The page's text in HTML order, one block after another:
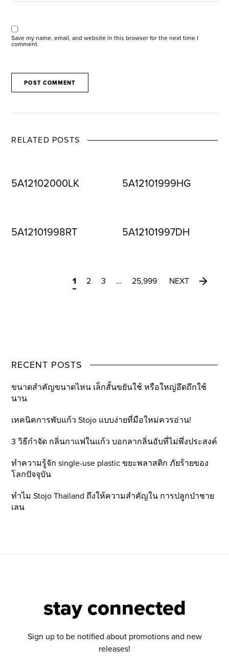
Save my name, email, and website in this browser for the next time I
comment.
RELATED POSTS
5A12102000LK 5A12101999HG
5A12101998RT 5A12101997DH
1 2 3 … 25,999 NEXT
RECENT POSTS
ขนาดสำคัญขนาดไหน เล็กสั้นขยันใช้ หรือใหญ่อึดถึกใช้
นาน
เทคนิคการพับแก้ว Stojo แบบง่ายที่มือใหม่ควรอ่าน!
3 วิธีกำจัด กลิ่นกาแฟในแก้ว บอกลากลิ่นอับที่ไม่พึ่งประสงค์
ทำความรู้จัก single-use plastic ขยะพลาสติก ภัยร้ายของ
โลกปัจจุบัน
ทำไม Stojo Thailand ถึงให้ความสำคัญใน การปลูกป่าชาย
เลน
stay connected
Sign up to be notified about promotions and new
releases!